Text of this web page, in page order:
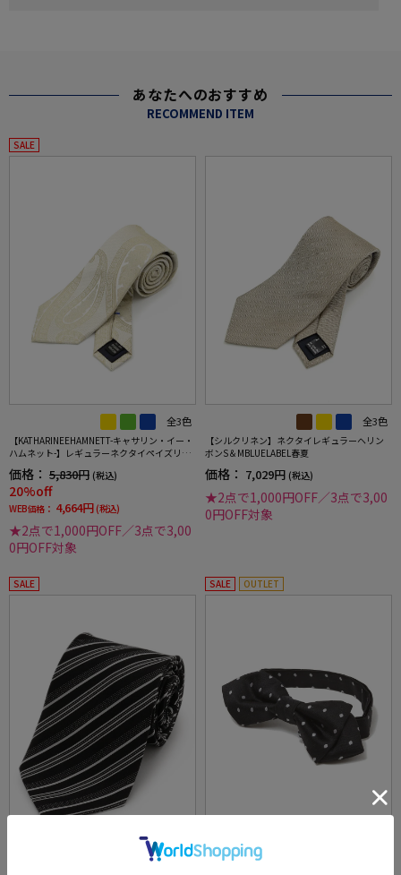
あなたへのおすすめ
RECOMMEND ITEM
SALE
全3色
【KATHARINEEHAMNETT-キャサリン・イー・
ハムネット-】レギュラーネクタイペイズリー
柄シルク100%7.5cm巾
価格： 5,830円 (税込)
20%off
WEB価格： 4,664円 (税込)
★2点で1,000円OFF／3点で3,00
0円OFF対象
全3色
【シルクリネン】ネクタイレギュラーヘリン
ボンS＆MBLUELABEL春夏
価格： 7,029円 (税込)
★2点で1,000円OFF／3点で3,00
0円OFF対象
SALE
全2色
SALE OUTLET